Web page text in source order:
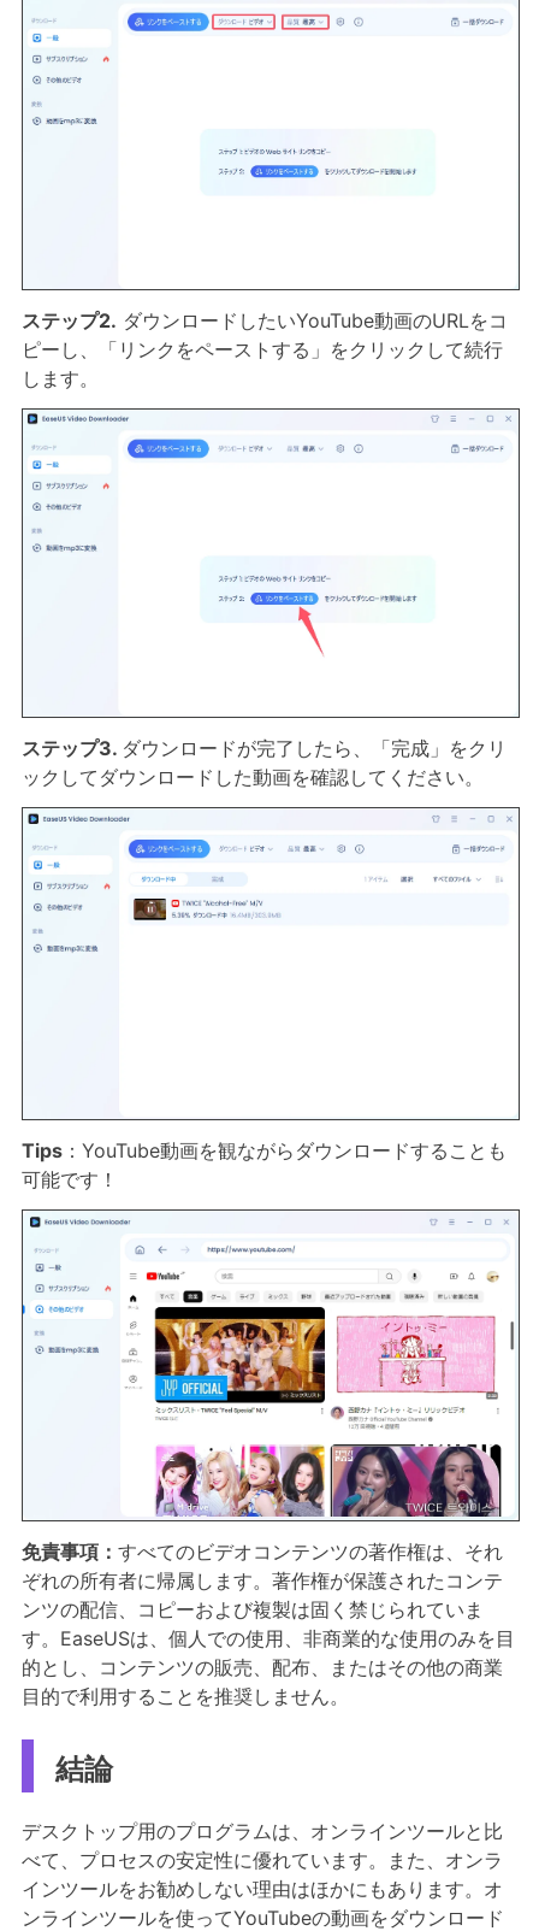
ステップ2. ダウンロードしたいYouTube動画のURLをコ
ピーし、「リンクをペーストする」をクリックして続行
します。
ステップ3. ダウンロードが完了したら、「完成」をクリ
ックしてダウンロードした動画を確認してください。
Tips：YouTube動画を観ながらダウンロードすることも
可能です！
免責事項： すべてのビデオコンテンツの著作権は、それ
ぞれの所有者に帰属します。著作権が保護されたコンテ
ンツの配信、コピーおよび複製は固く禁じられていま
す。EaseUSは、個人での使用、非商業的な使用のみを目
的とし、コンテンツの販売、配布、またはその他の商業
目的で利用することを推奨しません。
結論
デスクトップ用のプログラムは、オンラインツールと比
べて、プロセスの安定性に優れています。また、オンラ
インツールをお勧めしない理由はほかにもあります。オ
ンラインツールを使ってYouTubeの動画をダウンロード